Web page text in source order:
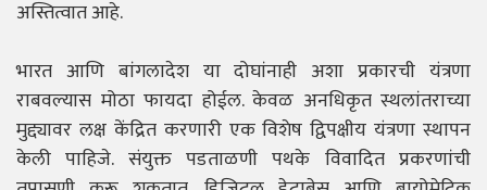
अस्तित्वात आहे.
भारत आणि बांगलादेश या दोघांनाही अशा प्रकारची यंत्रणा
राबवल्यास मोठा फायदा होईल. केवळ अनधिकृत स्थलांतराच्या
मुद्द्यावर लक्ष केंद्रित करणारी एक विशेष द्विपक्षीय यंत्रणा स्थापन
केली पाहिजे. संयुक्त पडताळणी पथके विवादित प्रकरणांची